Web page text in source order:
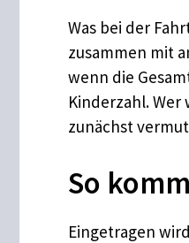
Was bei der
zusammen mit
wenn die
Kinderzahl.
zunächst
So
Eingetragen